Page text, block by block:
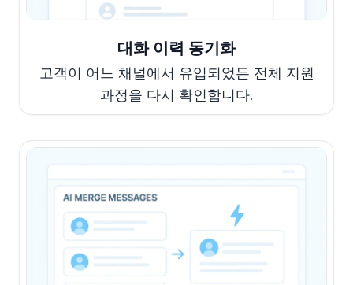
대화 이력 동기화
고객이 어느 채널에서 유입되었든 전체 지원
과정을 다시 확인합니다.